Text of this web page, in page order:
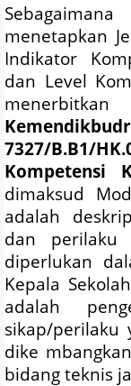
menetapkan
Indikator
dan Level
7327/B.B1/
Kompetensi
dimaksud
adalah
dan perilaku
diperlukan
Kepala
adalah
sikap/
dike
bidang teknis